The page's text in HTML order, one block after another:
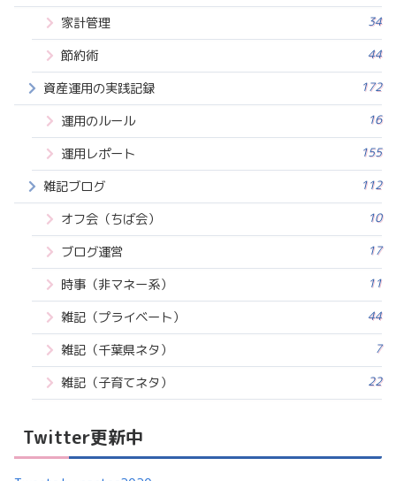
家計管理 34
節約術 44
資産運用の実践記録 172
運用のルール 16
運用レポート 155
雑記ブログ 112
オフ会（ちば会） 10
ブログ運営 17
時事（非マネー系） 11
雑記（プライベート） 44
雑記（千葉県ネタ） 7
雑記（子育てネタ） 22
Twitter更新中